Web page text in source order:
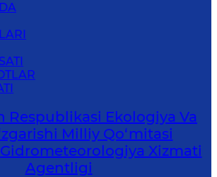
Respublikasi Ekologiya Va
Milliy Qo‘mitasi
Xizmati
Agentligi